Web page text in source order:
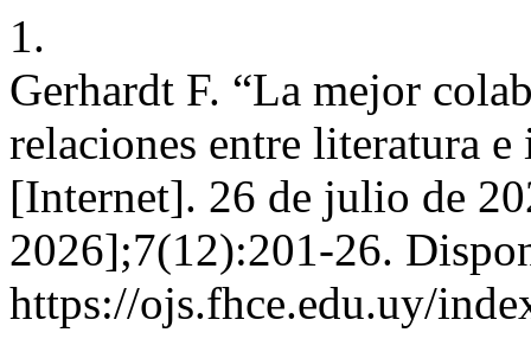
1.
Gerhardt F. “La mejor
relaciones entre literatura
[Internet]. 26 de julio de
2026];7(12):201-26.
https://ojs.fhce.edu.uy/